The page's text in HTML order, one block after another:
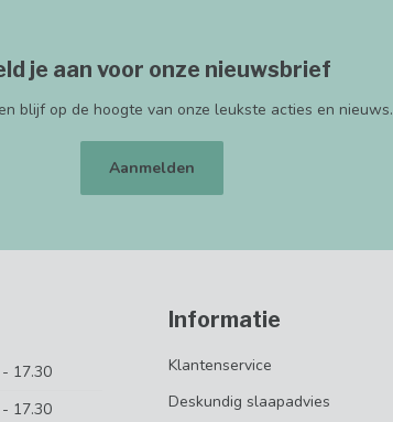
je aan voor onze nieuwsbrief
blijf op de hoogte van onze leukste acties en nieuws.
Aanmelden
17.30
17.30
Informatie
Klantenservice
Deskundig slaapadvies